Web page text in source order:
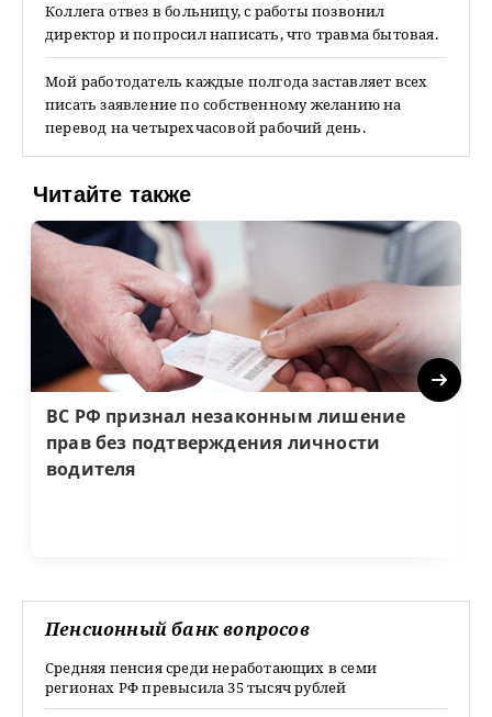
Коллега отвез в больницу, с работы позвонил
директор и попросил написать, что травма бытовая.
Мой работодатель каждые полгода заставляет всех
писать заявление по собственному желанию на
перевод на четырехчасовой рабочий день.
Читайте также
ВС РФ признал незаконным лишение
прав без подтверждения личности
водителя
Next
Пенсионный банк вопросов
Средняя пенсия среди неработающих в семи
регионах РФ превысила 35 тысяч рублей